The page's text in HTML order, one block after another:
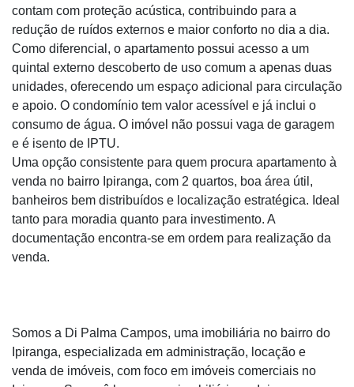
contam com proteção acústica, contribuindo para a
redução de ruídos externos e maior conforto no dia a dia.
Como diferencial, o apartamento possui acesso a um
quintal externo descoberto de uso comum a apenas duas
unidades, oferecendo um espaço adicional para circulação
e apoio. O condomínio tem valor acessível e já inclui o
consumo de água. O imóvel não possui vaga de garagem
e é isento de IPTU.
Uma opção consistente para quem procura apartamento à
venda no bairro Ipiranga, com 2 quartos, boa área útil,
banheiros bem distribuídos e localização estratégica. Ideal
tanto para moradia quanto para investimento. A
documentação encontra-se em ordem para realização da
venda.
Somos a Di Palma Campos, uma imobiliária no bairro do
Ipiranga, especializada em administração, locação e
venda de imóveis, com foco em imóveis comerciais no